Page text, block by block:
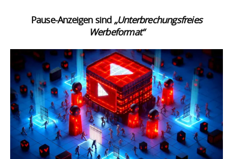
Pause-Anzeigen sind „Unterbrechungsfreies
Werbeformat“